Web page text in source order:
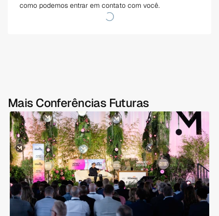
como podemos entrar em contato com você.
Mais Conferências Futuras